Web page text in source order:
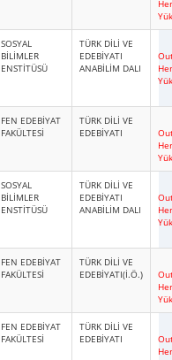
SOSYAL
BİLİMLER
ENSTİTÜSÜ
TÜRK DİLİ VE
EDEBİYATI
ANABİLİM DALI
FEN EDEBİYAT
FAKÜLTESİ
TÜRK DİLİ VE
EDEBİYATI
SOSYAL
BİLİMLER
ENSTİTÜSÜ
TÜRK DİLİ VE
EDEBİYATI
ANABİLİM DALI
FEN EDEBİYAT
FAKÜLTESİ
TÜRK DİLİ VE
EDEBİYATI(İ.Ö.)
FEN EDEBİYAT
FAKÜLTESİ
TÜRK DİLİ VE
EDEBİYATI